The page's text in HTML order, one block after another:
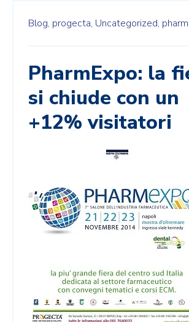
Blog, progecta, Uncategorized,
PharmExpo: la
si chiude con un
+12% visitatori